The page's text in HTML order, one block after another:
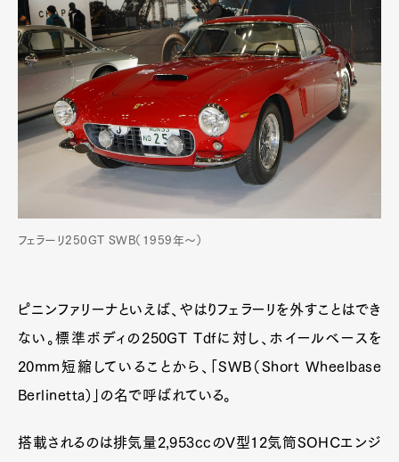
フェラーリ250GT SWB（1959年〜）
ピニンファリーナといえば、やはりフェラーリを外すことはでき
ない。標準ボディの250GT Tdfに対し、ホイールベースを
20mm短縮していることから、「SWB（Short Wheelbase
Berlinetta）」の名で呼ばれている。
搭載されるのは排気量2,953ccのV型12気筒SOHCエンジ